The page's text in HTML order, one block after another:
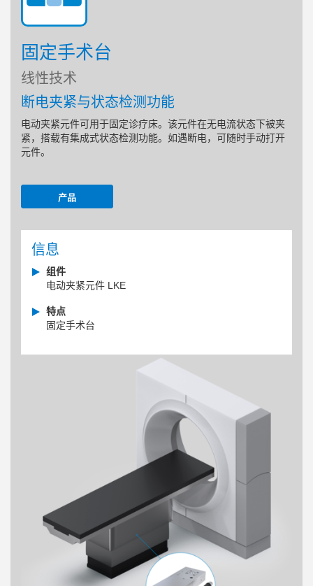
固定手术台
线性技术
断电夹紧与状态检测功能
电动夹紧元件可用于固定诊疗床。该元件在无电流状态下被夹
紧，搭载有集成式状态检测功能。如遇断电，可随时手动打开
元件。
产品
信息
组件
电动夹紧元件 LKE
特点
固定手术台